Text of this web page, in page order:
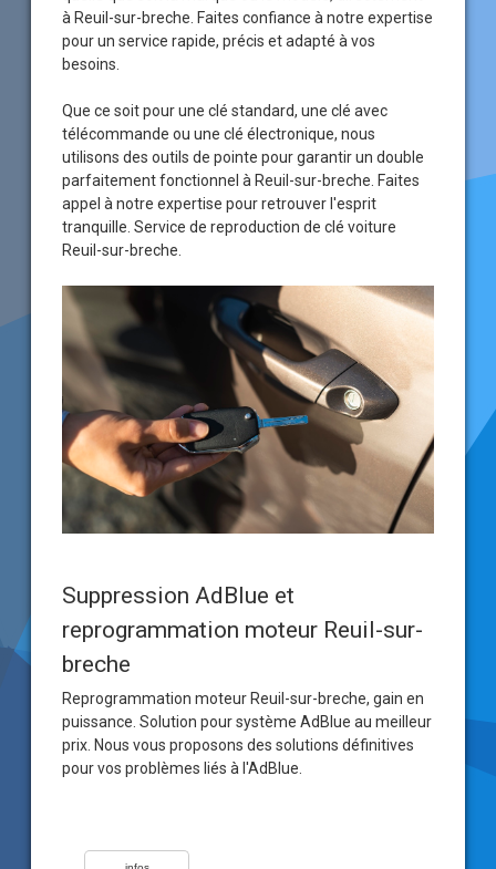
à Reuil-sur-breche. Faites confiance à notre expertise
pour un service rapide, précis et adapté à vos
besoins.
Que ce soit pour une clé standard, une clé avec
télécommande ou une clé électronique, nous
utilisons des outils de pointe pour garantir un double
parfaitement fonctionnel à Reuil-sur-breche. Faites
appel à notre expertise pour retrouver l'esprit
tranquille. Service de reproduction de clé voiture
Reuil-sur-breche.
Suppression AdBlue et
reprogrammation moteur Reuil-sur-
breche
Reprogrammation moteur Reuil-sur-breche, gain en
puissance. Solution pour système AdBlue au meilleur
prix. Nous vous proposons des solutions définitives
pour vos problèmes liés à l'AdBlue.